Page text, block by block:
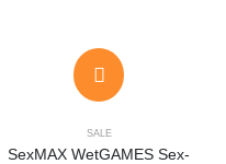
SALE
SexMAX WetGAMES Sex-